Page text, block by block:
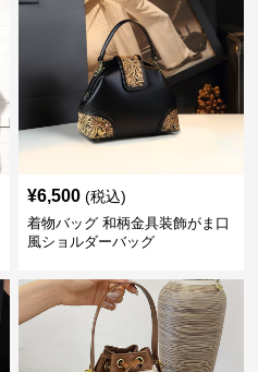
¥6,500 (税込)
着物バッグ 和柄金具装飾がま口
風ショルダーバッグ